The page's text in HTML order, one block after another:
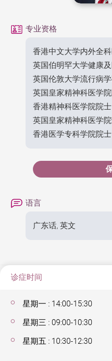
专业资格
香港中文大学内外全
英国伯明罕大学健康
英国伦敦大学流行病
英国皇家精神科医学
香港精神科医学院院士
英国皇家精神科医学
香港医学专科学院院
语言
广东话, 英文
诊症时间
星期一 : 14:00-15:30
星期三 : 09:00-10:30
星期五 : 10:30-12:30